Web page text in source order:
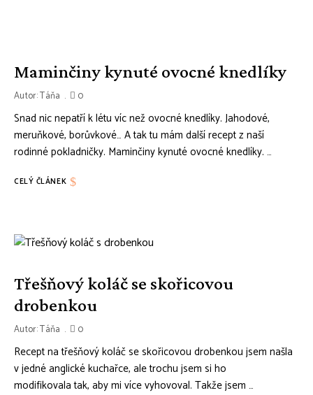
Maminčiny kynuté ovocné knedlíky
Autor:Táňa 0
Snad nic nepatří k létu víc než ovocné knedlíky. Jahodové,
meruňkové, borůvkové… A tak tu mám další recept z naší
rodinné pokladničky. Maminčiny kynuté ovocné knedlíky. …
CELÝ ČLÁNEK
Třešňový koláč se skořicovou
drobenkou
Autor:Táňa 0
Recept na třešňový koláč se skořicovou drobenkou jsem našla
v jedné anglické kuchařce, ale trochu jsem si ho
modifikovala tak, aby mi více vyhovoval. Takže jsem …